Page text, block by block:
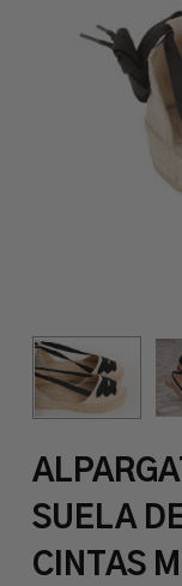
SUELA
CINTAS